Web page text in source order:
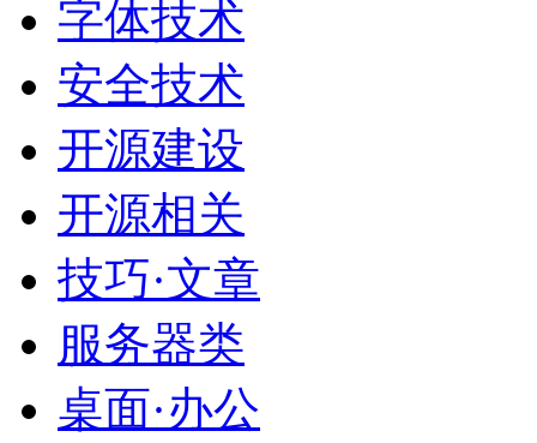
字体技术
安全技术
开源建设
开源相关
技巧·文章
服务器类
桌面·办公